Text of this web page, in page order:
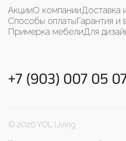
АкцииО компанииДоставка
Способы оплатыГарантия и
Примерка мебелиДля
+7 (903) 007 05
© 2026 YOL Living